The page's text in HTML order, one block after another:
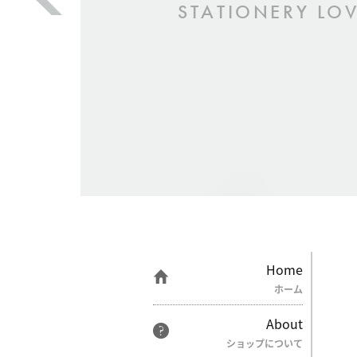
STATIONERY
Home
ホーム
About
ショップについて